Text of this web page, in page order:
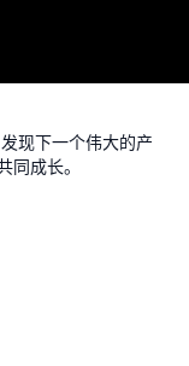
现下一个伟大的产
同成长。